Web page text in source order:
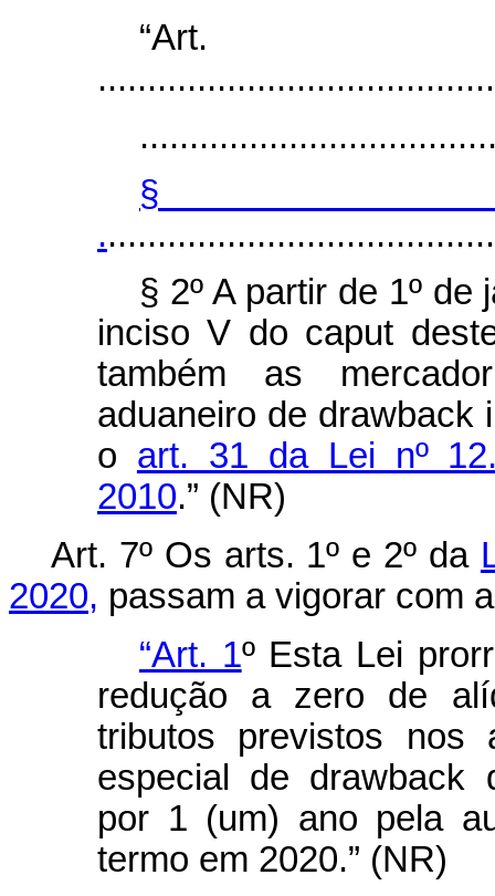
§
.
§ 2º A partir de 1º de
inciso V do caput
também as
aduaneiro de drawback
o art. 31 da Lei nº
2010.” (NR)
Art. 7º Os arts. 1º e 2º da
2020, passam a vigorar com
“Art. 1º Esta Lei
redução a zero de
tributos previstos nos
especial de drawback
por 1 (um) ano pela
termo em 2020.” (NR)